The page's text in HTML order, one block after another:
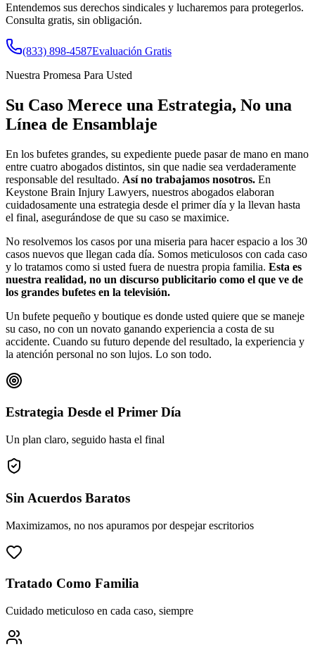
Entendemos sus derechos sindicales y lucharemos para protegerlos.
Consulta gratis, sin obligación.
(833) 898-4587Evaluación Gratis
Nuestra Promesa Para Usted
Su Caso Merece una Estrategia, No una
Línea de Ensamblaje
En los bufetes grandes, su expediente puede pasar de mano en mano
entre cuatro abogados distintos, sin que nadie sea verdaderamente
responsable del resultado. Así no trabajamos nosotros. En
Keystone Brain Injury Lawyers, nuestros abogados elaboran
cuidadosamente una estrategia desde el primer día y la llevan hasta
el final, asegurándose de que su caso se maximice.
No resolvemos los casos por una miseria para hacer espacio a los 30
casos nuevos que llegan cada día. Somos meticulosos con cada caso
y lo tratamos como si usted fuera de nuestra propia familia. Esta es
nuestra realidad, no un discurso publicitario como el que ve de
los grandes bufetes en la televisión.
Un bufete pequeño y boutique es donde usted quiere que se maneje
su caso, no con un novato ganando experiencia a costa de su
accidente. Cuando su futuro depende del resultado, la experiencia y
la atención personal no son lujos. Lo son todo.
Estrategia Desde el Primer Día
Un plan claro, seguido hasta el final
Sin Acuerdos Baratos
Maximizamos, no nos apuramos por despejar escritorios
Tratado Como Familia
Cuidado meticuloso en cada caso, siempre